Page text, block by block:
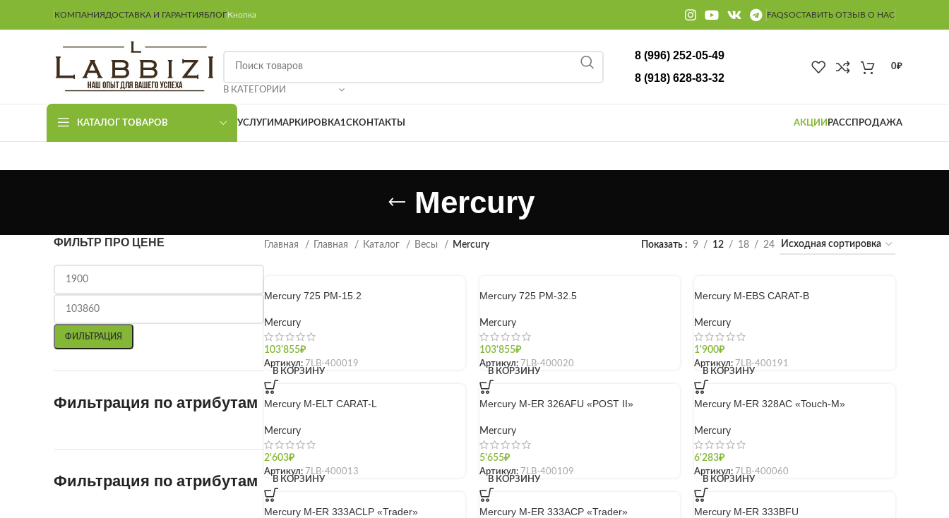
КОМПАНИЯДОСТАВКА И ГАРАНТИЯБЛОГКнопка FAQSОСТАВИТЬ ОТЗЫВ О НАС
В КАТЕГОРИИ
8 (996) 252-05-49
8 (918) 628-83-32
0₽
КАТАЛОГ ТОВАРОВ УСЛУГИ МАРКИРОВКА1СКОНТАКТЫ АКЦИИ РАССПРОДАЖА
Mercury
ФИЛЬТР ПРО ЦЕНЕ
ФИЛЬТРАЦИЯ
Фильтрация по атрибутам
Фильтрация по атрибутам
Главная Главная Каталог Весы Mercury Показать 9 12 18 24
Mercury 725 PM-15.2
Mercury
103'855₽
В КОРЗИНУ
Артикул: 7LB-400019
Mercury 725 PM-32.5
Mercury
103'855₽
В КОРЗИНУ
Артикул: 7LB-400020
Mercury M-EBS CARAT-B
Mercury
1'900₽
В КОРЗИНУ
Артикул: 7LB-400191
Mercury M-ELT CARAT-L
Mercury
2'603₽
В КОРЗИНУ
Артикул: 7LB-400013
Mercury M-ER 326AFU «POST II»
Mercury
5'655₽
В КОРЗИНУ
Артикул: 7LB-400109
Mercury M-ER 328AC «Touch-M»
Mercury
6'283₽
В КОРЗИНУ
Артикул: 7LB-400060
Mercury M-ER 333ACLP «Trader» Mercury M-ER 333ACP «Trader» Mercury M-ER 333BFU